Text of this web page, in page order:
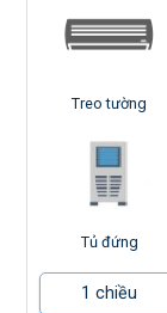
Treo tường
Tủ đứng
1 chiều